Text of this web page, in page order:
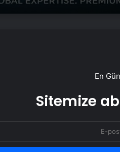
En
Sitemize